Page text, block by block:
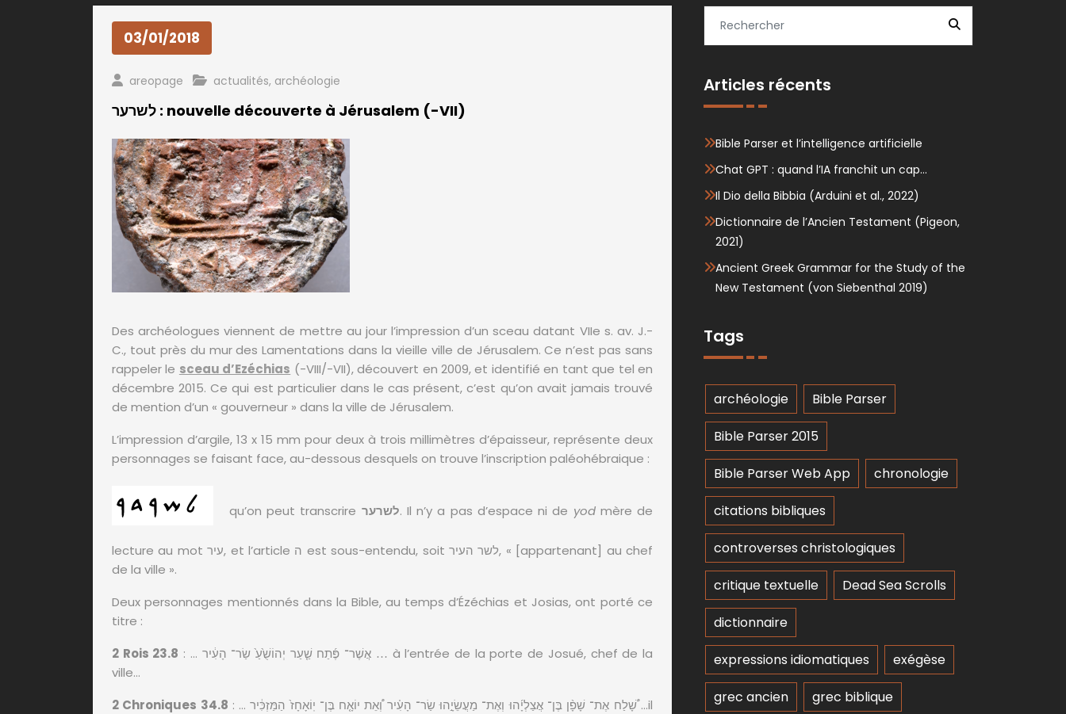
03/01/2018
areopage actualités, archéologie
לשרער : nouvelle découverte à Jérusalem (-VII)
Des archéologues viennent de mettre au jour l’impression d’un sceau datant VIIe s. av. J.-
C., tout près du mur des Lamentations dans la vieille ville de Jérusalem. Ce n’est pas sans
rappeler le sceau d’Ezéchias (-VIII/-VII), découvert en 2009, et identifié en tant que tel en
décembre 2015. Ce qui est particulier dans le cas présent, c’est qu’on avait jamais trouvé
de mention d’un « gouverneur » dans la ville de Jérusalem.
L’impression d’argile, 13 x 15 mm pour deux à trois millimètres d’épaisseur, représente deux
personnages se faisant face, au-dessous desquels on trouve l’inscription paléohébraique :
qu’on peut transcrire לשרער. Il n’y a pas d’espace ni de yodmère de
lecture au mot עיר, et l’article ה est sous-entendu, soit לשר העיר, « [appartenant] au chef
de la ville ».
Deux personnages mentionnés dans la Bible, au temps d’Ézéchias et Josias, ont porté ce
titre :
2 Rois 23.8
… à l’entrée de la porte de Josué, chef de la
ville…
2 Chroniques 34.8 : … שָׁ֠לַח אֶת־ שָׁפָ֨ן בֶּן־ אֲצַלְיָ֜הוּ וְאֶת־ מַעֲשֵׂיָ֣הוּ שַׂר־ הָעִ֗יר וְ֠אֵת יוֹאָ֤ח בֶּן־ יֽוֹאָחָז֙ הַמַּזְכִּ֔יר …il
Articles récents
Bible Parser et l’intelligence artificielle
Chat GPT : quand l’IA franchit un cap…
Il Dio della Bibbia (Arduini et al., 2022)
Dictionnaire de l’Ancien Testament (Pigeon,
2021)
Ancient Greek Grammar for the Study of the
New Testament (von Siebenthal 2019)
Tags
archéologie Bible Parser
Bible Parser 2015
Bible Parser Web App chronologie
citations bibliques
controverses christologiques
critique textuelle Dead Sea Scrolls
dictionnaire
expressions idiomatiques exégèse
grec ancien grec biblique